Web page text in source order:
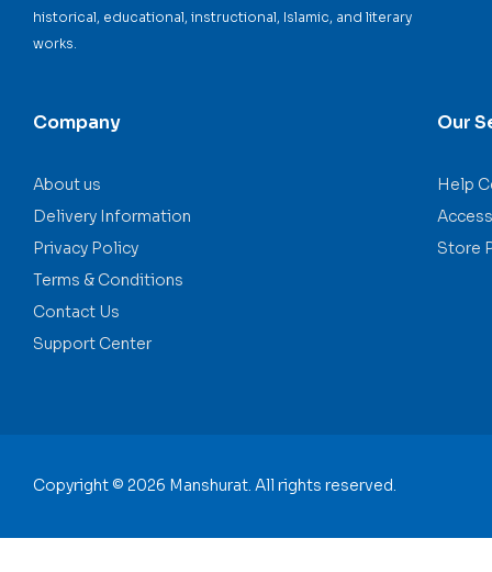
historical, educational, instructional, Islamic, and literary
works.
Company
About us
Delivery Information
Privacy Policy
Terms & Conditions
Contact Us
Support Center
Our
Help
Store
Copyright © 2026 Manshurat. All rights reserved.